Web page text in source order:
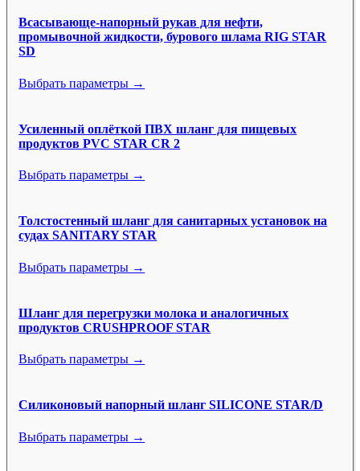
Всасывающе-напорный рукав для нефти,
промывочной жидкости, бурового шлама RIG STAR
SD
Выбрать параметры →
Усиленный оплёткой ПВХ шланг для пищевых
продуктов PVC STAR CR 2
Выбрать параметры →
Толстостенный шланг для санитарных установок на
судах SANITARY STAR
Выбрать параметры →
Шланг для перегрузки молока и аналогичных
продуктов CRUSHPROOF STAR
Выбрать параметры →
Силиконовый напорный шланг SILICONE STAR/D
Выбрать параметры →